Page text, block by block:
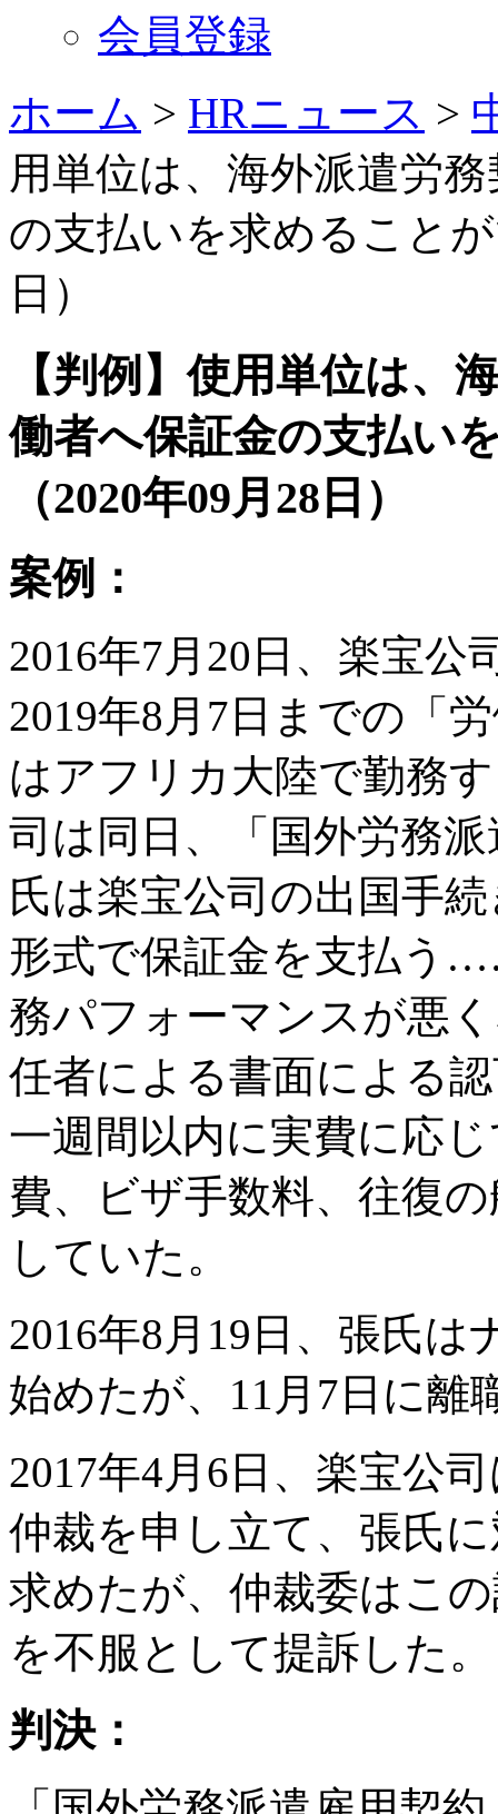
会員登録
ホーム > HRニュース >
用単位は、海外派遣労
の支払いを求めること
日）
【判例】使用単位は、
働者へ保証金の支払い
（2020年09月28日）
案例：
2016年7月20日、楽宝公
2019年8月7日までの「
はアフリカ大陸で勤務
司は同日、「国外労務
氏は楽宝公司の出国手
形式で保証金を支払う
務パフォーマンスが悪
任者による書面による
一週間以内に実費に応
費、ビザ手数料、往復
していた。
2016年8月19日、張氏
始めたが、11月7日に離
2017年4月6日、楽宝公
仲裁を申し立て、張氏
求めたが、仲裁委はこ
を不服として提訴した。
判決：